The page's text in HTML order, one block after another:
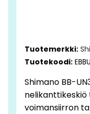
Tuotemerkki:
Tuotekoodi:
Shimano BB-
voimansiirron